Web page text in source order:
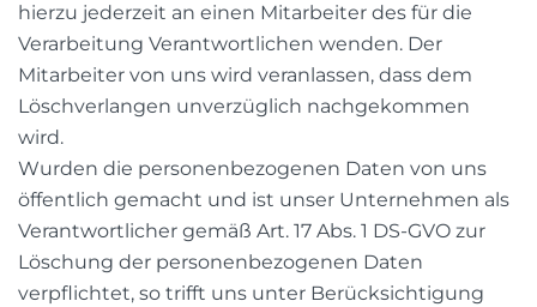
hierzu jederzeit an einen Mitarbeiter des für die
Verarbeitung Verantwortlichen wenden. Der
Mitarbeiter von uns wird veranlassen, dass dem
Löschverlangen unverzüglich nachgekommen
wird.
Wurden die personenbezogenen Daten von uns
öffentlich gemacht und ist unser Unternehmen als
Verantwortlicher gemäß Art. 17 Abs. 1 DS-GVO zur
Löschung der personenbezogenen Daten
verpflichtet, so trifft uns unter Berücksichtigung